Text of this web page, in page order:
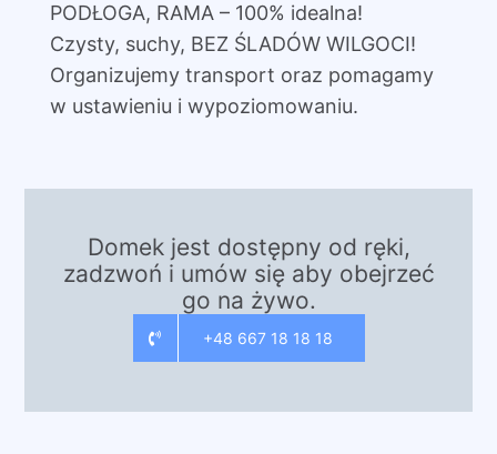
PODŁOGA, RAMA – 100% idealna!
Czysty, suchy, BEZ ŚLADÓW WILGOCI!
Organizujemy transport oraz pomagamy
w ustawieniu i wypoziomowaniu.
Domek jest dostępny od ręki,
zadzwoń i umów się aby obejrzeć
go na żywo.
+48 667 18 18 18